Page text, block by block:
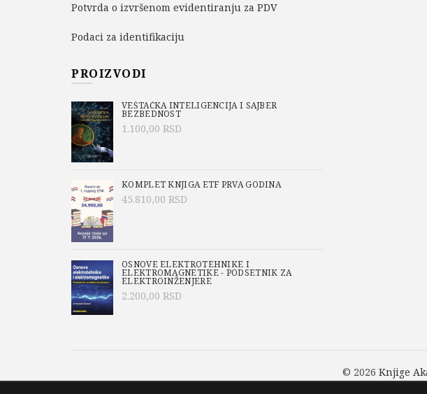
Potvrda o izvršenom evidentiranju za PDV
Podaci za identifikaciju
PROIZVODI
VEŠTAČKA INTELIGENCIJA I SAJBER
BEZBEDNOST
1.100,00 RSD
KOMPLET KNJIGA ETF PRVA GODINA
45.810,00 RSD
OSNOVE ELEKTROTEHNIKE I
ELEKTROMAGNETIKE - PODSETNIK ZA
ELEKTROINŽENJERE
2.200,00 RSD
© 2026 Knjige